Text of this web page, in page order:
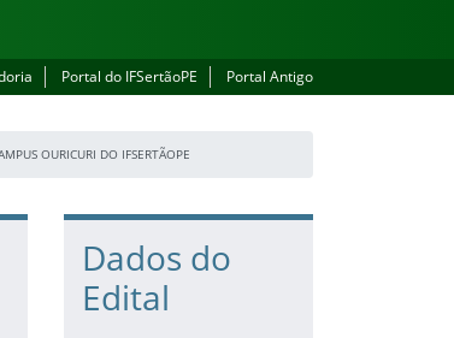
Portal do IFSertãoPE Portal Antigo
OURICURI DO IFSERTÃOPE
Dados do
Edital